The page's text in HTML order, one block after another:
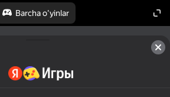
Barcha o'yinlar